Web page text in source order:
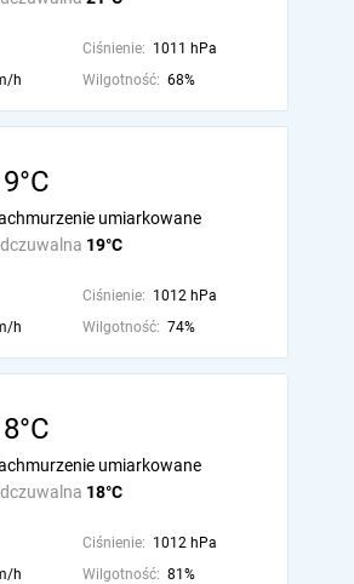
Ciśnienie: 1011 hPa
h Wilgotność: 68%
19°C
umiarkowane
Ciśnienie: 1012 hPa
h Wilgotność: 74%
18°C
umiarkowane
Ciśnienie: 1012 hPa
h Wilgotność: 81%